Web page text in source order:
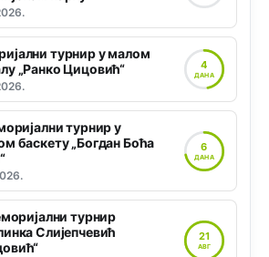
турнир у малом
„Ранко Цицовић“
4
ДАНА
турнир у
баскету „Богдан Боћа
6
ДАНА
турнир
Слијепчевић
21
АВГ